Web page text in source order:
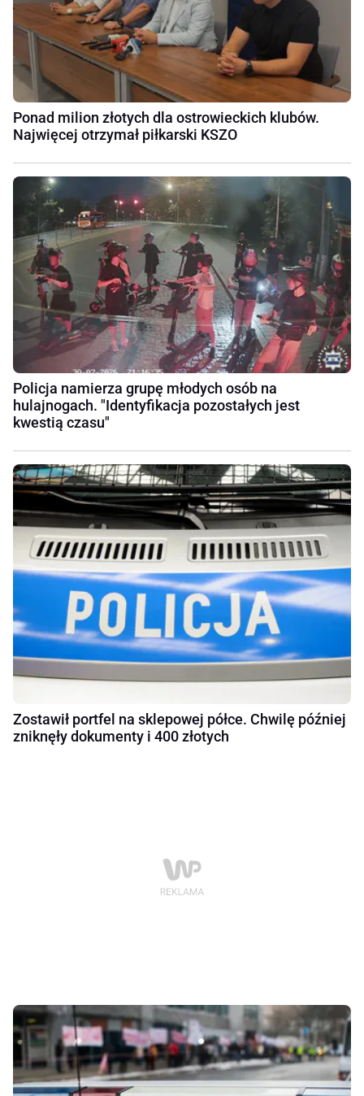
Ponad milion złotych dla ostrowieckich klubów.
Najwięcej otrzymał piłkarski KSZO
Policja namierza grupę młodych osób na
hulajnogach. "Identyfikacja pozostałych jest
kwestią czasu"
Zostawił portfel na sklepowej półce. Chwilę później
zniknęły dokumenty i 400 złotych